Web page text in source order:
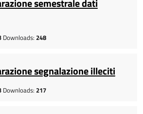
semestrale dati
Downloads: 248
segnalazione illeciti
Downloads: 217